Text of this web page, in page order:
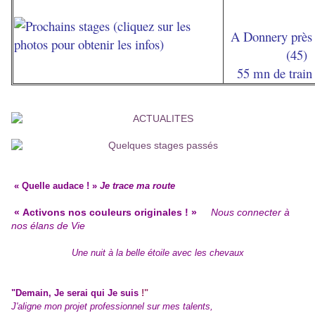
A Donnery près
(45)
55 mn de train
« Quelle audace ! » Je trace ma route
« Activons nos couleurs originales ! »
Nous connecter à
nos élans de Vie
Une nuit à la belle étoile avec les chevaux
"Demain, Je serai qui Je suis !"
J'aligne mon projet professionnel sur mes talents,